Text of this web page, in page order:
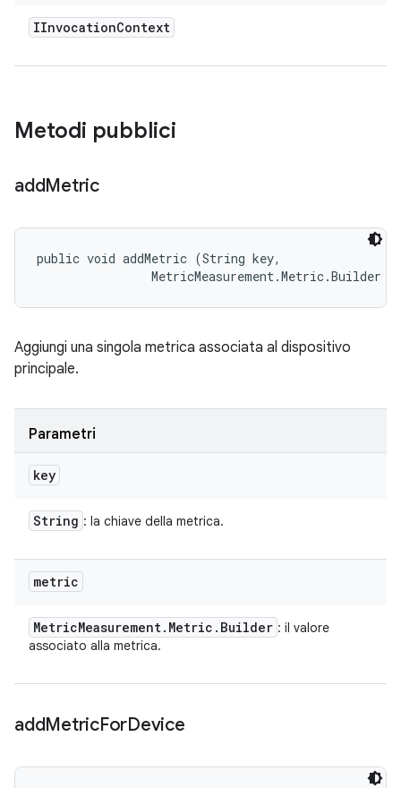
IInvocationContext
Metodi pubblici
addMetric
public void addMetric (String key,
MetricMeasurement.Metric.Builder
Aggiungi una singola metrica associata al dispositivo
principale.
Parametri
key
String : la chiave della metrica.
metric
MetricMeasurement. Metric . Builder : il valore
associato alla metrica.
addMetricForDevice